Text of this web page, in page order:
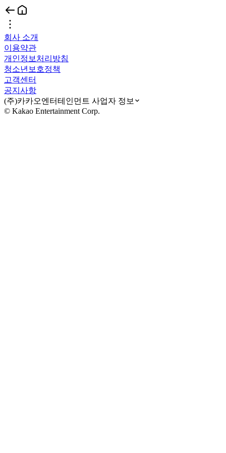
회사 소개
이용약관
개인정보처리방침
청소년보호정책
고객센터
공지사항
(주)카카오엔터테인먼트 사업자 정보
© Kakao Entertainment Corp.